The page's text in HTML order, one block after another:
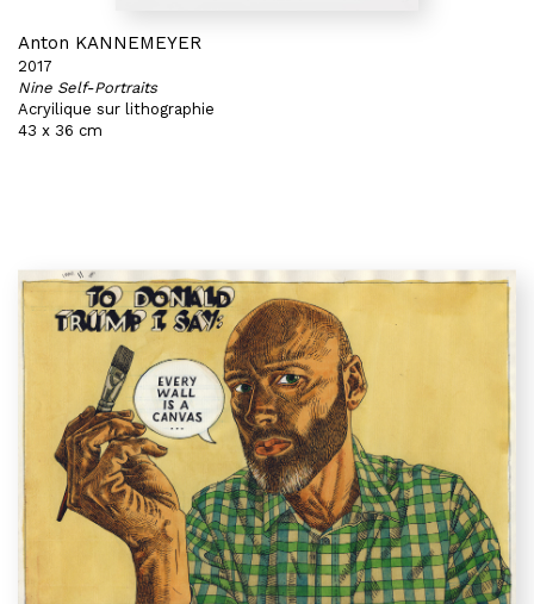
Anton KANNEMEYER
2017
Nine Self-Portraits
Acryilique sur lithographie
43 x 36 cm